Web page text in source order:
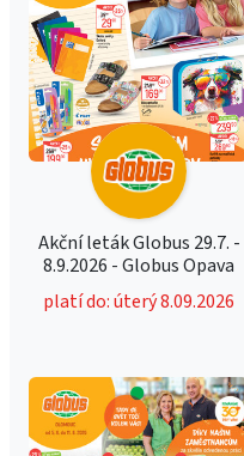
Akční leták Globus 29.7. -
8.9.2026 - Globus Opava
platí do: úterý 8.09.2026